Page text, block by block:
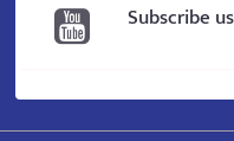
Subscribe